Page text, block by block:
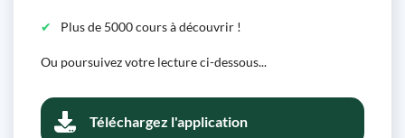
Plus de 5000 cours à découvrir !
Ou poursuivez votre lecture ci-dessous...
Téléchargez l'application